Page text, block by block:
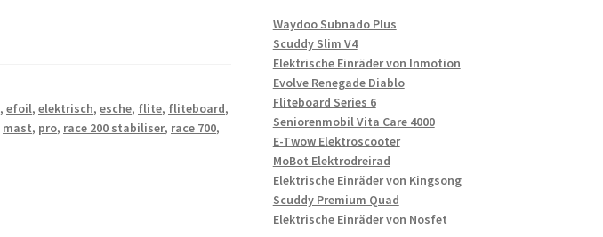
,efoil,elektrisch,esche, flite, fliteboard,
mast, pro, race 200 stabiliser, race 700,
Waydoo Subnado Plus
Scuddy Slim V4
Elektrische Einräder von Inmotion
Evolve Renegade Diablo
Fliteboard Series 6
Seniorenmobil Vita Care 4000
E-Twow Elektroscooter
MoBot Elektrodreirad
Elektrische Einräder von Kingsong
Scuddy Premium Quad
Elektrische Einräder von Nosfet